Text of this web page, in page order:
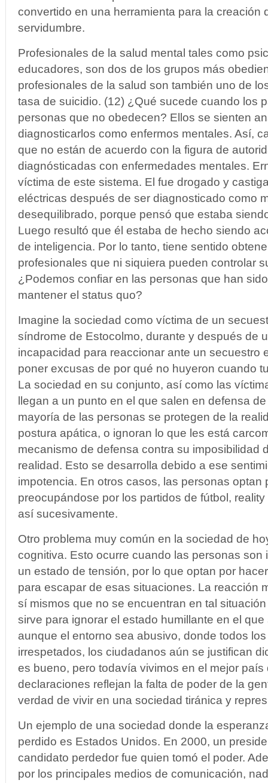
convertido en una herramienta para la creación
servidumbre.
Profesionales de la salud mental tales como
educadores, son dos de los grupos más
profesionales de la salud son también uno de
tasa de suicidio. (12) ¿Qué sucede cuando los
personas que no obedecen? Ellos se sienten
diagnosticarlos como enfermos mentales. Así,
que no están de acuerdo con la figura de
diagnósticadas con enfermedades mentales.
víctima de este sistema. El fue drogado y
eléctricas después de ser diagnosticado como
desequilibrado, porque pensó que estaba
Luego resultó que él estaba de hecho siendo
de inteligencia. Por lo tanto, tiene sentido
profesionales que ni siquiera pueden controlar
¿Podemos confiar en las personas que han
mantener el status quo?
Imagine la sociedad como víctima de un
síndrome de Estocolmo, durante y después de
incapacidad para reaccionar ante un secuestro
poner excusas de por qué no huyeron cuando
La sociedad en su conjunto, así como las
llegan a un punto en el que salen en defensa
mayoría de las personas se protegen de la
postura apática, o ignoran lo que les está
mecanismo de defensa contra su imposibilidad
realidad. Esto se desarrolla debido a ese
impotencia. En otros casos, las personas optan
preocupándose por los partidos de fútbol,
así sucesivamente.
Otro problema muy común en la sociedad de
cognitiva. Esto ocurre cuando las personas son
un estado de tensión, por lo que optan por
para escapar de esas situaciones. La reacción
sí mismos que no se encuentran en tal
sirve para ignorar el estado humillante en el
aunque el entorno sea abusivo, donde todos
irrespetados, los ciudadanos aún se justifican
es bueno, pero todavía vivimos en el mejor país
declaraciones reflejan la falta de poder de la
verdad de vivir en una sociedad tiránica y
Un ejemplo de una sociedad donde la
perdido es Estados Unidos. En 2000, un
candidato perdedor fue quien tomó el poder.
por los principales medios de comunicación,